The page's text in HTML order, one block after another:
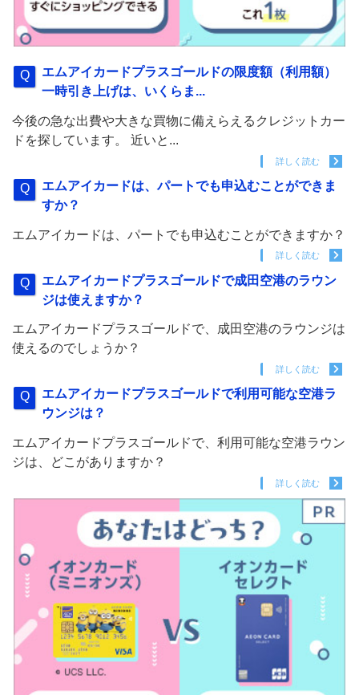
エムアイカードプラスゴールドの限度額（利用額）
一時引き上げは、いくらま...
今後の急な出費や大きな買物に備えらえるクレジットカー
ドを探しています。 近いと...
詳しく読む
エムアイカードは、パートでも申込むことができま
すか？
エムアイカードは、パートでも申込むことができますか？
詳しく読む
エムアイカードプラスゴールドで成田空港のラウン
ジは使えますか？
エムアイカードプラスゴールドで、成田空港のラウンジは
使えるのでしょうか？
詳しく読む
エムアイカードプラスゴールドで利用可能な空港ラ
ウンジは？
エムアイカードプラスゴールドで、利用可能な空港ラウン
ジは、どこがありますか？
詳しく読む